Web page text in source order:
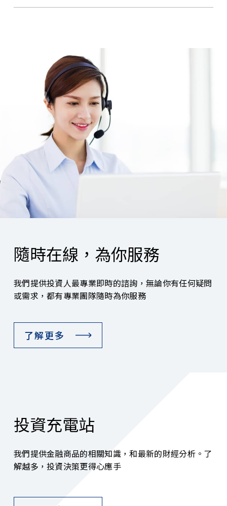
隨時在線，為你服務
我們提供投資人最專業即時的諮詢，無論你有任何疑問
或需求，都有專業團隊隨時為你服務
了解更多
投資充電站
我們提供金融商品的相關知識，和最新的財經分析。了
解越多，投資決策更得心應手